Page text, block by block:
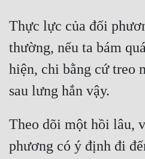
Thực lực của đối
thường, nếu ta bám
hiện, chi bằng cứ treo
Theo dõi một hồi lâu,
phương có ý định đi